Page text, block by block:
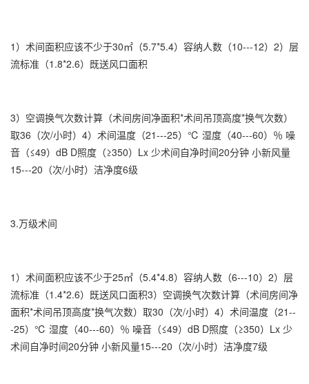
1）术间面积应该不少于30㎡（5.7*5.4）容纳人数（10---12）2）层
流标准（1.8*2.6）既送风口面积
3）空调换气次数计算（术间房间净面积*术间吊顶高度*换气次数）
取36（次/小时）4）术间温度（21---25）℃ 湿度（40---60）％ 噪
音（≤49）dB D照度（≥350）Lx 少术间自净时间20分钟 小新风量
15---20（次/小时）洁净度6级
3.万级术间
1）术间面积应该不少于25㎡（5.4*4.8）容纳人数（6---10）2）层
流标准（1.4*2.6）既送风口面积3）空调换气次数计算（术间房间净
面积*术间吊顶高度*换气次数）取30（次/小时）4）术间温度（21--
-25）℃ 湿度（40---60）％ 噪音（≤49）dB D照度（≥350）Lx 少
术间自净时间20分钟 小新风量15---20（次/小时）洁净度7级